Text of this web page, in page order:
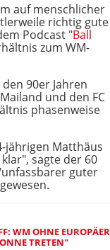
auf menschlicher
richtig gute
Podcast "Ball
zum WM-
90er Jahren
und den FC
phasenweise
jährigen Matthäus
sagte der 60
guter
WM OHNE EUROPÄER K
TRETEN"